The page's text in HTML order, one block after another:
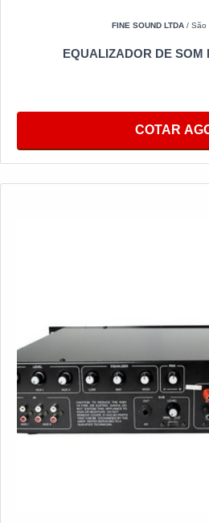
FINE SOUND LTDA/ São
EQUALIZADOR DE SOM
COTAR